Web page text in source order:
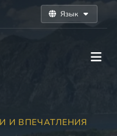
Язык
И ВПЕЧАТЛЕНИЯ